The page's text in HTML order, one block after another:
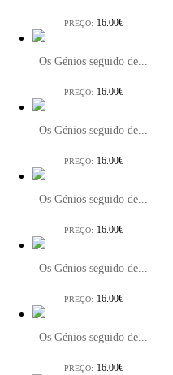
PREÇO: 16.00€
Os Génios seguido de...
PREÇO: 16.00€
Os Génios seguido de...
PREÇO: 16.00€
Os Génios seguido de...
PREÇO: 16.00€
Os Génios seguido de...
PREÇO: 16.00€
Os Génios seguido de...
PREÇO: 16.00€